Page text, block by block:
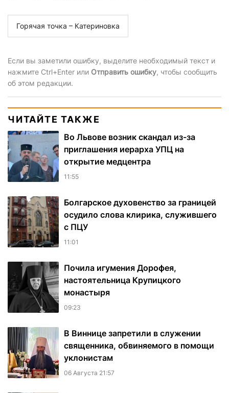
Горячая точка – Катериновка
Если вы заметили ошибку, выделите необходимый текст и
нажмите Ctrl+Enter или Отправить ошибку, чтобы сообщить
об этом редакции.
ЧИТАЙТЕ ТАКЖЕ
Во Львове возник скандал из-за
приглашения иерарха УПЦ на
открытие медцентра
11:55
Болгарское духовенство за границей
осудило слова клирика, служившего
с ПЦУ
11:01
Почила игумения Дорофея,
настоятельница Крупицкого
монастыря
09:23
В Виннице запретили в служении
священника, обвиняемого в помощи
уклонистам
06 Августа 21:57